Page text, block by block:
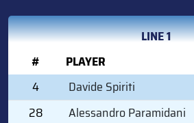
LINE 1
#
PLAYER
4
Davide Spiriti
28
Alessandro Paramidani